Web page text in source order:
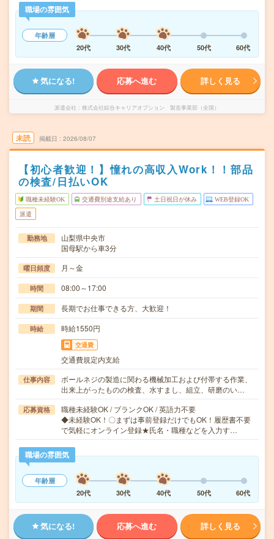
職場の雰囲気
年齢層
20代
30代 40代 50代 60代
気になる! 応募へ進む 詳しく見る
派遣会社 株式会社綜合キャリアオプション 製造事業部（全国）
未読 掲載日 2026/08/07
【初心者歓迎！】憧れの高収入Work！！部品
の検査/日払いOK
職種未経験OK 交通費別途支給あり 土日祝日が休み WEB登録OK
派遣
勤務地
山梨県中央市
国母駅から車3分
曜日頻度 月～金
時間 08:00～17:00
期間 長期でお仕事できる方、大歓迎！
時給 時給1550円
交通費
交通費規定内支給
仕事内容
ボールネジの製造に関わる機械加工および付帯する作業、
出来上がったものの検査、水すまし、組立、研磨のい…
応募資格
職種未経験OK / ブランクOK / 英語力不要
◆未経験OK！〇まずは事前登録だけでもOK！履歴書不要
で気軽にオンライン登録★氏名・職種などを入力す…
職場の雰囲気
年齢層
20代
30代 40代 50代 60代
気になる! 応募へ進む 詳しく見る